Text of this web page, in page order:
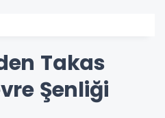
Takas
Şenliği